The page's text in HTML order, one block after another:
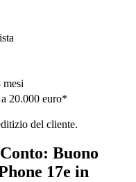
mesi
20.000 euro*
del cliente.
Buono
17e in